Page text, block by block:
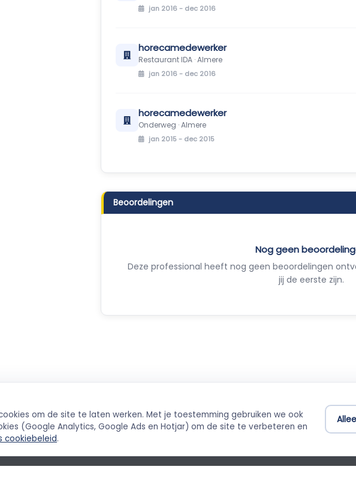
jan 2016 - dec 2016
horecamedewerker
Restaurant IDA · Almere
jan 2016 - dec 2016
horecamedewerker
Onderweg · Almere
jan 2015 - dec 2015
Beoordelingen
Nog geen
Deze professional heeft nog geen beoordelingen
jij de eerste zijn.
Veilig betalen
Betaling via Stripe
Direct boekbaar
om de site te laten werken. Met je toestemming gebruiken we ook
(Google Analytics, Google Ads en Hotjar) om de site te verbeteren en
cookiebeleid.